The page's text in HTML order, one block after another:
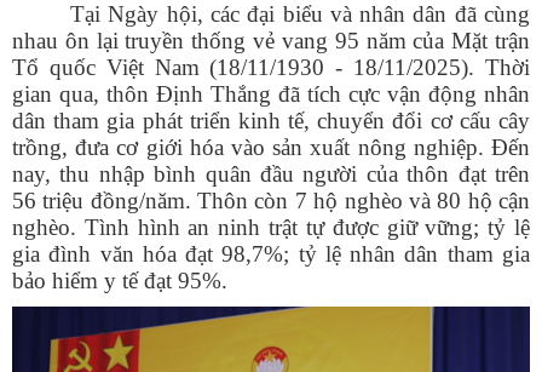
Tại Ngày hội, các đại biểu và nhân dân đã cùng
nhau ôn lại truyền thống vẻ vang 95 năm của Mặt trận
Tổ quốc Việt Nam (18/11/1930 - 18/11/2025). Thời
gian qua, thôn Định Thắng đã tích cực vận động nhân
dân tham gia phát triển kinh tế, chuyển đổi cơ cấu cây
trồng, đưa cơ giới hóa vào sản xuất nông nghiệp. Đến
nay, thu nhập bình quân đầu người của thôn đạt trên
56 triệu đồng/năm. Thôn còn 7 hộ nghèo và 80 hộ cận
nghèo. Tình hình an ninh trật tự được giữ vững; tỷ lệ
gia đình văn hóa đạt 98,7%; tỷ lệ nhân dân tham gia
bảo hiểm y tế đạt 95%.